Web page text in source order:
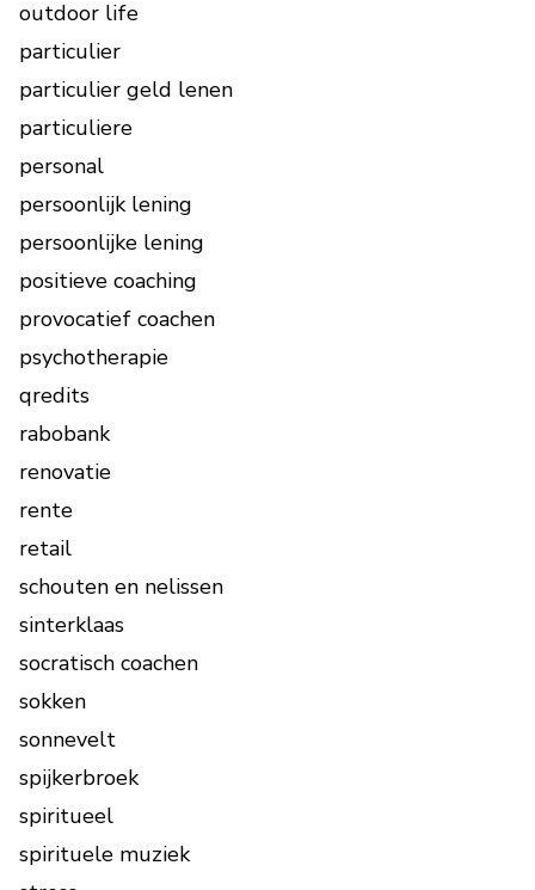
outdoor life
particulier
particulier geld lenen
particuliere
personal
persoonlijk lening
persoonlijke lening
positieve coaching
provocatief coachen
psychotherapie
qredits
rabobank
renovatie
rente
retail
schouten en nelissen
sinterklaas
socratisch coachen
sokken
sonnevelt
spijkerbroek
spiritueel
spirituele muziek